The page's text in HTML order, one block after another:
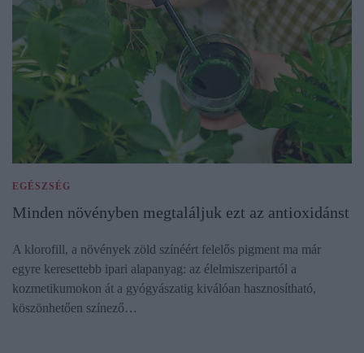
EGÉSZSÉG
Minden növényben megtaláljuk ezt az antioxidánst
A klorofill, a növények zöld színéért felelős pigment ma már
egyre keresettebb ipari alapanyag: az élelmiszeripartól a
kozmetikumokon át a gyógyászatig kiválóan hasznosítható,
köszönhetően színező…